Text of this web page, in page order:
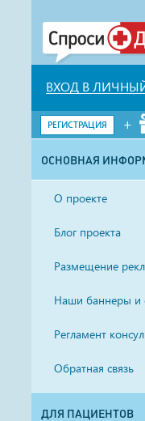
ВХОД В
РЕГИСТРАЦИЯ +
ОСНОВНАЯ
О проекте
Блог проекта
Размещение
Наши баннеры и
Регламент
Обратная связь
ДЛЯ ПАЦИЕНТОВ